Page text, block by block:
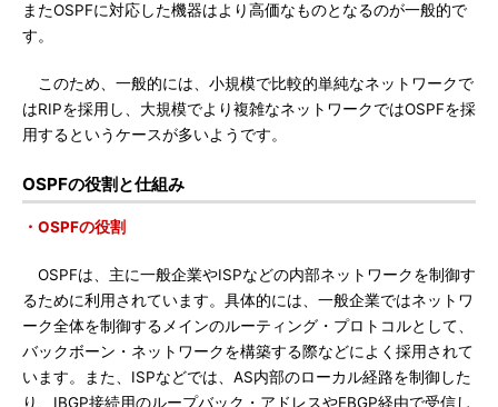
またOSPFに対応した機器はより高価なものとなるのが一般的で
す。
このため、一般的には、小規模で比較的単純なネットワークで
はRIPを採用し、大規模でより複雑なネットワークではOSPFを採
用するというケースが多いようです。
OSPFの役割と仕組み
・OSPFの役割
OSPFは、主に一般企業やISPなどの内部ネットワークを制御す
るために利用されています。具体的には、一般企業ではネットワ
ーク全体を制御するメインのルーティング・プロトコルとして、
バックボーン・ネットワークを構築する際などによく採用されて
います。また、ISPなどでは、AS内部のローカル経路を制御した
り、IBGP接続用のループバック・アドレスやEBGP経由で受信し